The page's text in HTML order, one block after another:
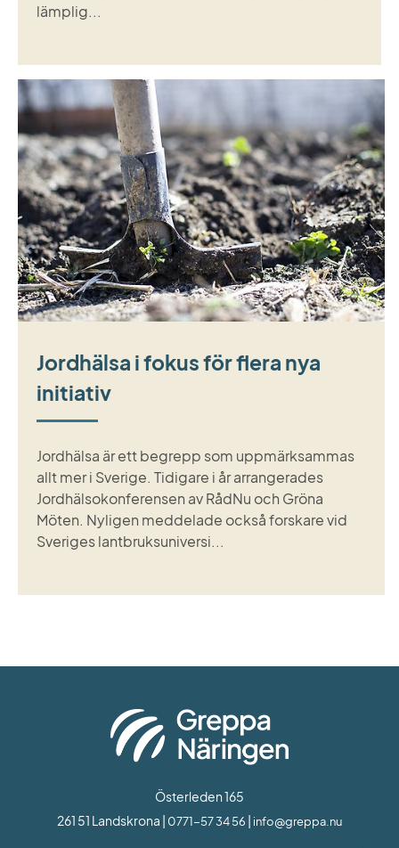
lämplig...
Jordhälsa i fokus för flera nya
initiativ
Jordhälsa är ett begrepp som uppmärksammas
allt mer i Sverige. Tidigare i år arrangerades
Jordhälsokonferensen av RådNu och Gröna
Möten. Nyligen meddelade också forskare vid
Sveriges lantbruksuniversi...
Österleden 165
261 51 Landskrona | 0771-57 34 56 | info@greppa.nu